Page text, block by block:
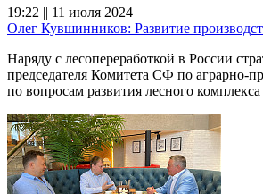
19:22 || 11 июля 2024
Олег Кувшинников: Развитие
Наряду с лесопереработкой в России
председателя Комитета СФ по аграрно-
по вопросам развития лесного